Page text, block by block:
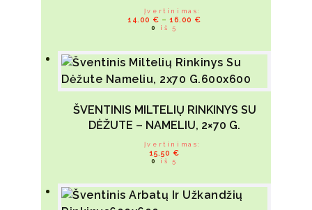
Įvertinimas:
0 iš 5
14.00 € –16.00 €
variants.
The options
may be
chosen on
the product
ŠVENTINIS MILTELIŲ RINKINYS SU
DĖŽUTE – NAMELIU, 2×70 G.
Įvertinimas:
0 iš 5
15.50 €